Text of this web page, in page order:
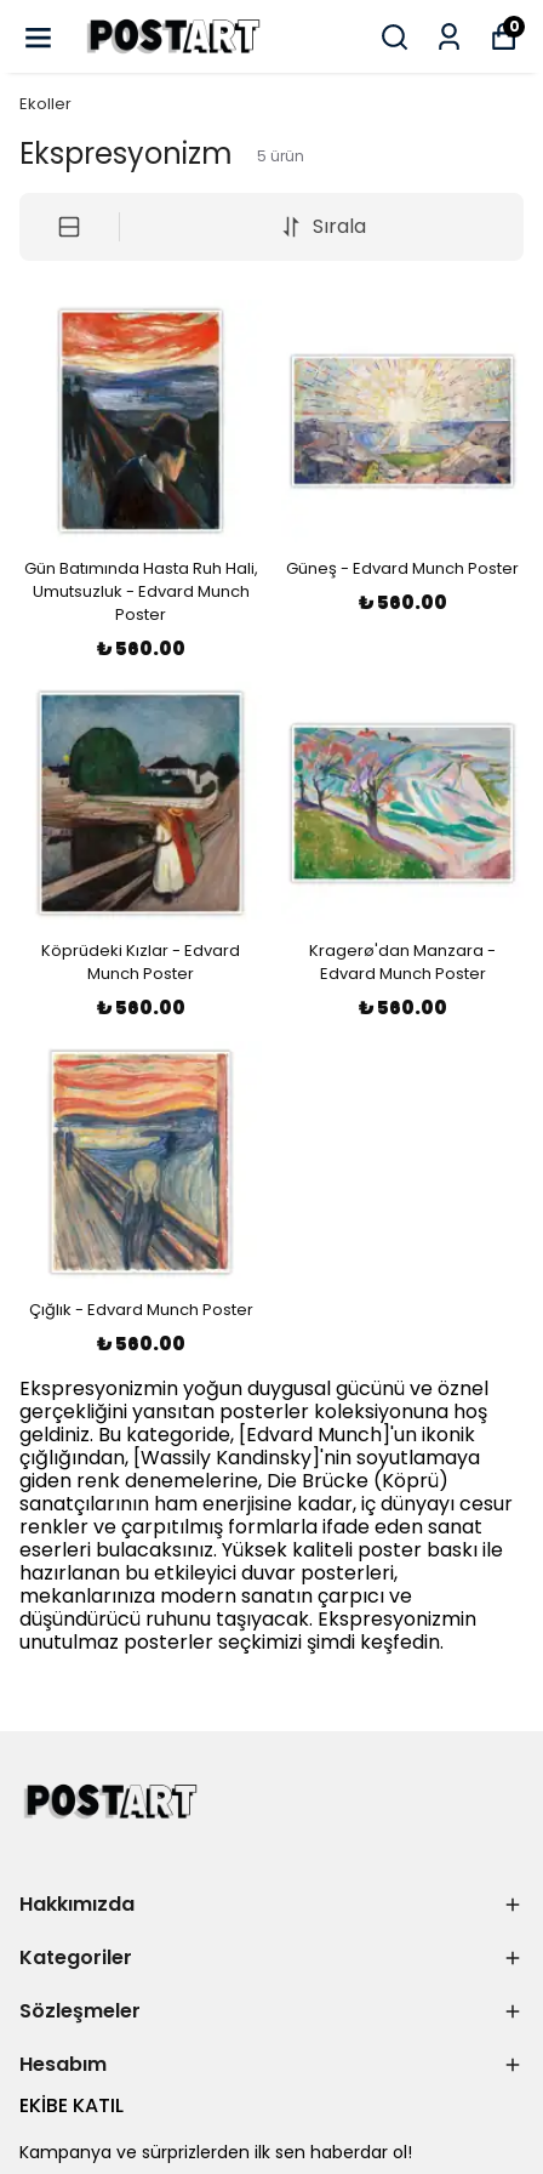
0
Ekoller
Ekspresyonizm 5 ürün
Sırala
Gün Batımında Hasta Ruh Hali,
Umutsuzluk - Edvard Munch
Poster
₺ 560.00
Güneş - Edvard Munch Poster
₺ 560.00
Köprüdeki Kızlar - Edvard
Munch Poster
₺ 560.00
Kragerø'dan Manzara -
Edvard Munch Poster
₺ 560.00
Çığlık - Edvard Munch Poster
₺ 560.00
Ekspresyonizmin yoğun duygusal gücünü ve öznel
gerçekliğini yansıtan posterler koleksiyonuna hoş
geldiniz. Bu kategoride, [Edvard Munch]'un ikonik
çığlığından, [Wassily Kandinsky]'nin soyutlamaya
giden renk denemelerine, Die Brücke (Köprü)
sanatçılarının ham enerjisine kadar, iç dünyayı cesur
renkler ve çarpıtılmış formlarla ifade eden sanat
eserleri bulacaksınız. Yüksek kaliteli poster baskı ile
hazırlanan bu etkileyici duvar posterleri,
mekanlarınıza modern sanatın çarpıcı ve
düşündürücü ruhunu taşıyacak. Ekspresyonizmin
unutulmaz posterler seçkimizi şimdi keşfedin.
Hakkımızda
Kategoriler
Sözleşmeler
Hesabım
EKİBE KATIL
Kampanya ve sürprizlerden ilk sen haberdar ol!